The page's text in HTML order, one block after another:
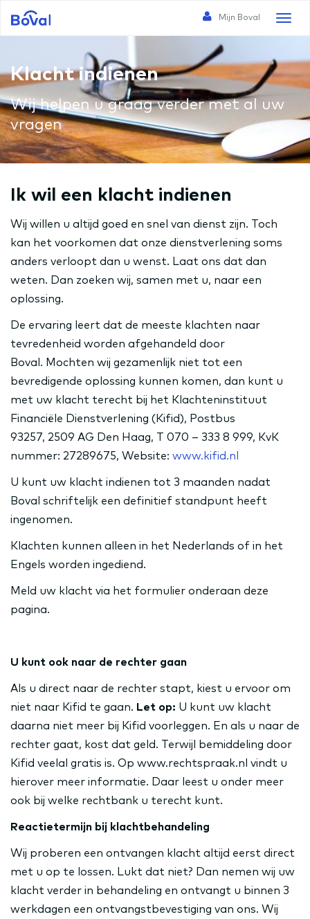
Toggle
Mijn Boval
Klacht indienen
Wij helpen u graag verder met al uw
vragen
Ik wil een klacht indienen
Wij willen u altijd goed en snel van dienst zijn. Toch
kan het voorkomen dat onze dienstverlening soms
anders verloopt dan u wenst. Laat ons dat dan
weten. Dan zoeken wij, samen met u, naar een
oplossing.
De ervaring leert dat de meeste klachten naar
tevredenheid worden afgehandeld door
Boval. Mochten wij gezamenlijk niet tot een
bevredigende oplossing kunnen komen, dan kunt u
met uw klacht terecht bij het Klachteninstituut
Financiële Dienstverlening (Kifid), Postbus
93257, 2509 AG Den Haag, T 070 – 333 8 999, KvK
nummer: 27289675, Website: www.kifid.nl
U kunt uw klacht indienen tot 3 maanden nadat
Boval schriftelijk een definitief standpunt heeft
ingenomen.
Klachten kunnen alleen in het Nederlands of in het
Engels worden ingediend.
Meld uw klacht via het formulier onderaan deze
pagina.
U kunt ook naar de rechter gaan
Als u direct naar de rechter stapt, kiest u ervoor om
niet naar Kifid te gaan. Let op: U kunt uw klacht
daarna niet meer bij Kifid voorleggen. En als u naar de
rechter gaat, kost dat geld. Terwijl bemiddeling door
Kifid veelal gratis is. Op www.rechtspraak.nl vindt u
hierover meer informatie. Daar leest u onder meer
ook bij welke rechtbank u terecht kunt.
Reactietermijn bij klachtbehandeling
Wij proberen een ontvangen klacht altijd eerst direct
met u op te lossen. Lukt dat niet? Dan nemen wij uw
klacht verder in behandeling en ontvangt u binnen 3
werkdagen een ontvangstbevestiging van ons. Wij